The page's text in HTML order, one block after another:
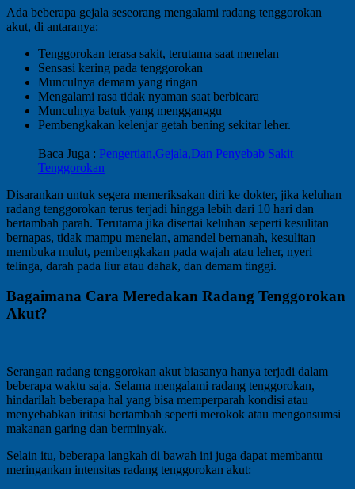
Ada beberapa gejala seseorang mengalami radang tenggorokan
akut, di antaranya:
Tenggorokan terasa sakit, terutama saat menelan
Sensasi kering pada tenggorokan
Munculnya demam yang ringan
Mengalami rasa tidak nyaman saat berbicara
Munculnya batuk yang mengganggu
Pembengkakan kelenjar getah bening sekitar leher.
Baca Juga : Pengertian,Gejala,Dan Penyebab Sakit
Tenggorokan
Disarankan untuk segera memeriksakan diri ke dokter, jika keluhan
radang tenggorokan terus terjadi hingga lebih dari 10 hari dan
bertambah parah. Terutama jika disertai keluhan seperti kesulitan
bernapas, tidak mampu menelan, amandel bernanah, kesulitan
membuka mulut, pembengkakan pada wajah atau leher, nyeri
telinga, darah pada liur atau dahak, dan demam tinggi.
Bagaimana Cara Meredakan Radang Tenggorokan
Akut?
Serangan radang tenggorokan akut biasanya hanya terjadi dalam
beberapa waktu saja. Selama mengalami radang tenggorokan,
hindarilah beberapa hal yang bisa memperparah kondisi atau
menyebabkan iritasi bertambah seperti merokok atau mengonsumsi
makanan garing dan berminyak.
Selain itu, beberapa langkah di bawah ini juga dapat membantu
meringankan intensitas radang tenggorokan akut: